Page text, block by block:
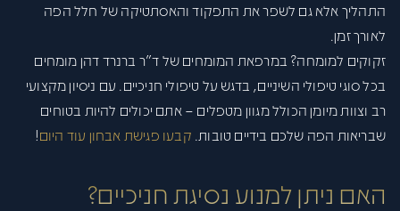
התהליך אלא גם לשפר את התפקוד והאסתטיקה של חלל הפה
לאורך זמן.
זקוקים למומחה? במרפאת המומחים של ד"ר ברנרד דהן מומחים
בכל סוגי טיפולי השיניים, בדגש על טיפולי חניכיים. עם ניסיון מקצועי
רב וצוות מיומן הכולל מגוון מטפלים – אתם יכולים להיות בטוחים
שבריאות הפה שלכם בידיים טובות. קבעו פגישת אבחון עוד היום!
האם ניתן למנוע נסיגת חניכיים?